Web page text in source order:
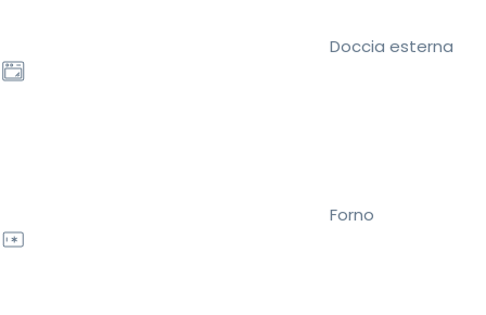
Doccia esterna
Forno